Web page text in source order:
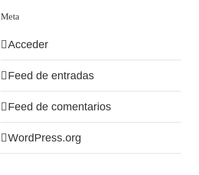
Meta
Acceder
Feed de entradas
Feed de comentarios
WordPress.org